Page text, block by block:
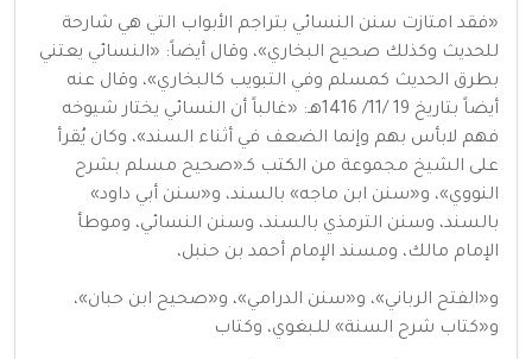
«فقد امتازت سنن النسائي بتراجم الأبواب التي هي شارحة
للحديث وكذلك صحيح البخاري»، وقال أيضاً: «النسائي يعتني
بطرق الحديث كمسلم وفي التبويب كالبخاري»، وقال عنه
أيضاً بتاريخ 19 /11/ 1416هـ: «غالباً أن النسائي يختار شيوخه
فهم لابأس بهم وإنما الضعف في أثناء السند»، وكان يُقرأ
على الشيخ مجموعة من الكتب كـ«صحيح مسلم بشرح
النووي»، و«سنن ابن ماجه» بالسند، و«سنن أبي داود»
بالسند، وسنن الترمذي بالسند، وسنن النسائي، وموطأ
الإمام مالك، ومسند الإمام أحمد بن حنبل،
و«الفتح الرباني»، و«سنن الدرامي»، و«صحيح ابن حبان»،
و«كتاب شرح السنة» للـبغوي، وكتاب